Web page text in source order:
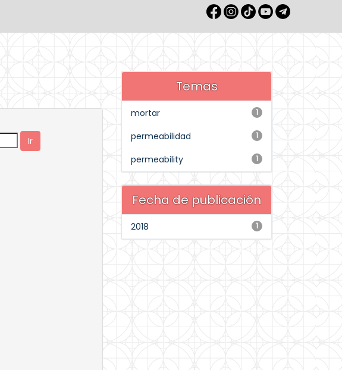
Temas
1
mortar
1
permeabilidad
1
permeability
Fecha de publicación
1
2018